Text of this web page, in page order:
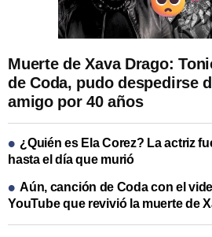
Muerte de Xava Drago:
de Coda, pudo despedirse
amigo por 40 años
¿Quién es Ela Corez? La actriz
hasta el día que murió
Aún, canción de Coda con el
YouTube que revivió la muerte de